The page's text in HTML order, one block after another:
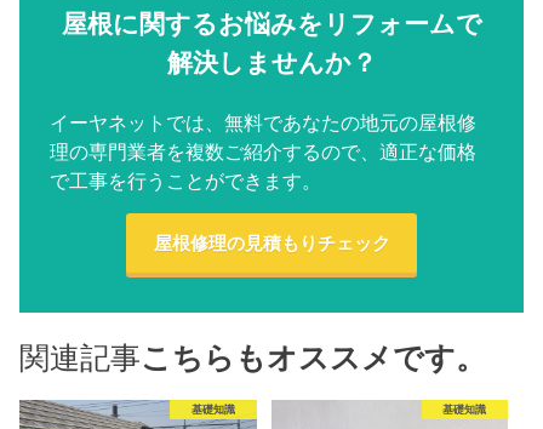
屋根に関するお悩みをリフォームで
解決しませんか？
イーヤネットでは、無料であなたの地元の屋根修
理の専門業者を複数ご紹介するので、適正な価格
で工事を行うことができます。
屋根修理の見積もりチェック
関連記事こちらもオススメです。
基礎知識 基礎知識